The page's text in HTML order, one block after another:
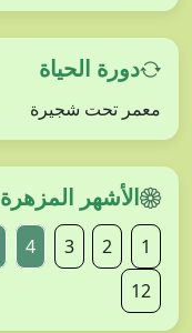
دورة الحياة
معمر تحت شجيرة
الأشهر المزهرة
1
2
3
4
12